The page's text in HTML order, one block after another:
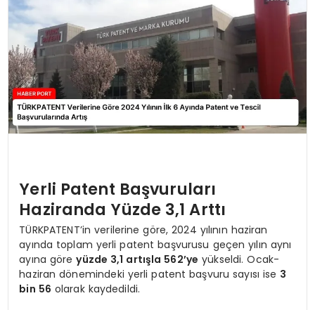
Yerli Patent Başvuruları
Haziranda Yüzde 3,1 Arttı
TÜRKPATENT’in verilerine göre, 2024 yılının haziran
ayında toplam yerli patent başvurusu geçen yılın aynı
ayına göreyüzde 3,1 artışla 562’ye yükseldi. Ocak-
haziran dönemindeki yerli patent başvuru sayısı ise 3
bin 56 olarak kaydedildi.